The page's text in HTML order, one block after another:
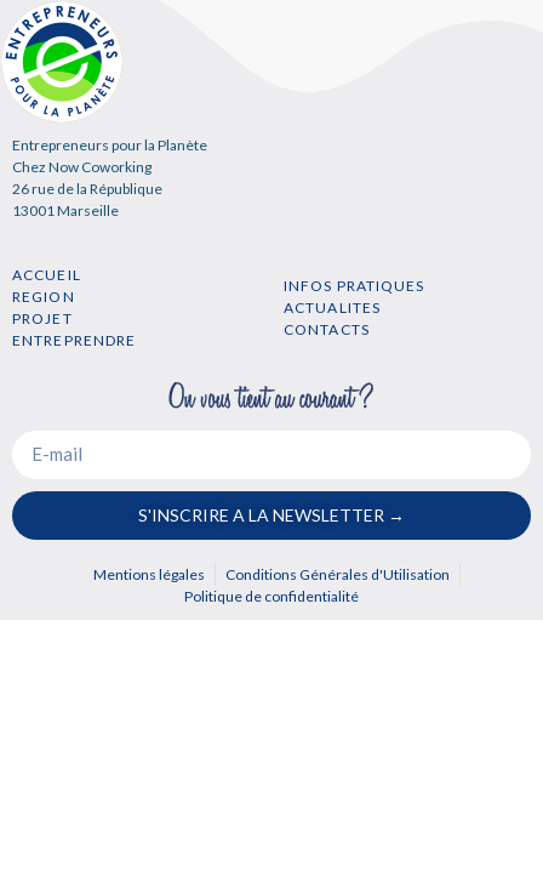
Entrepreneurs pour la Planète
Chez Now Coworking
26 rue de la République
13001 Marseille
ACCUEIL
REGION
PROJET
ENTREPRENDRE
INFOS PRATIQUES
ACTUALITES
CONTACTS
S'INSCRIRE A LA NEWSLETTER →
Mentions légales
Conditions Générales d'Utilisation
Politique de confidentialité